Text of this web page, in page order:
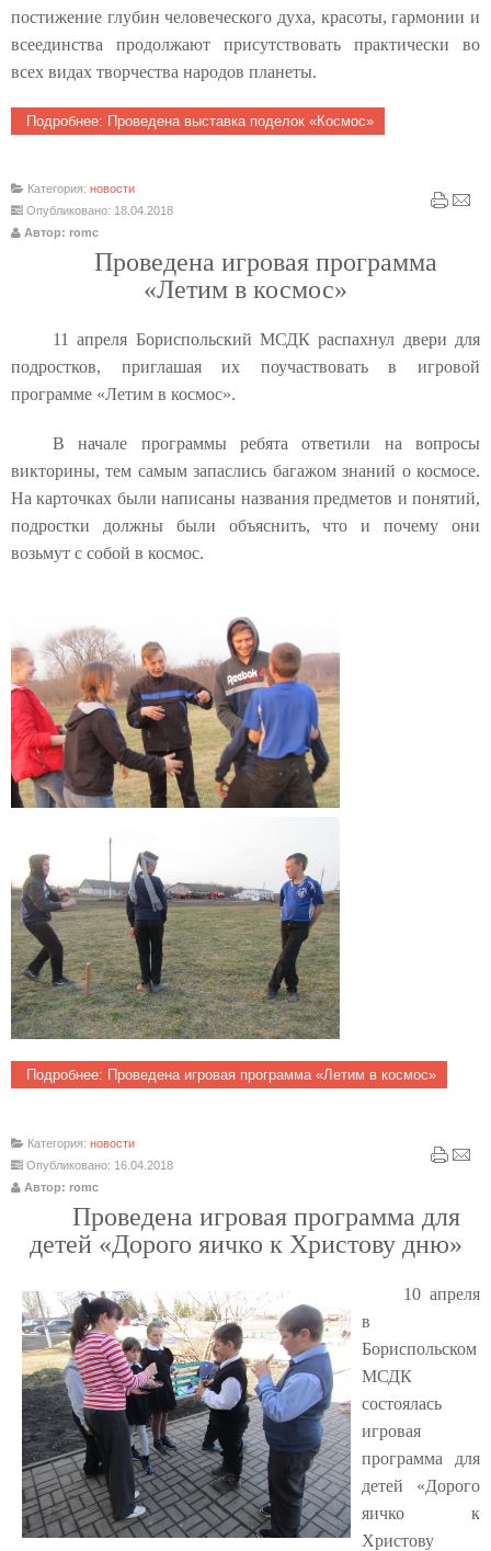
постижение глубин человеческого духа, красоты, гармонии и
всеединства продолжают присутствовать практически во
всех видах творчества народов планеты.
Подробнее: Проведена выставка поделок «Космос»
Категория: новости
Опубликовано: 18.04.2018
Автор: romc
Проведена игровая программа
«Летим в космос»
11 апреля Бориспольский МСДК распахнул двери для
подростков, приглашая их поучаствовать в игровой
программе «Летим в космос».
В начале программы ребята ответили на вопросы
викторины, тем самым запаслись багажом знаний о космосе.
На карточках были написаны названия предметов и понятий,
подростки должны были объяснить, что и почему они
возьмут с собой в космос.
Подробнее: Проведена игровая программа «Летим в космос»
Категория: новости
Опубликовано: 16.04.2018
Автор: romc
Проведена игровая программа для
детей «Дорого яичко к Христову дню»
10 апреля
в
Бориспольском
МСДК
состоялась
игровая
программа для
детей «Дорого
яичко к
Христову